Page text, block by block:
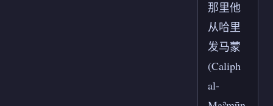
那里他
从哈里
发马蒙
(Caliph
al-